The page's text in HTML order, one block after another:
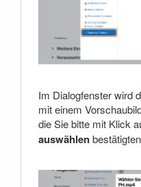
Im Dialogfenster wird
mit einem
die Sie bitte mit Klick
auswählen